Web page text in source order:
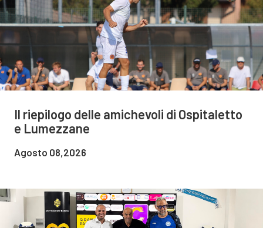
Il riepilogo delle amichevoli di Ospitaletto
e Lumezzane
Agosto 08,2026